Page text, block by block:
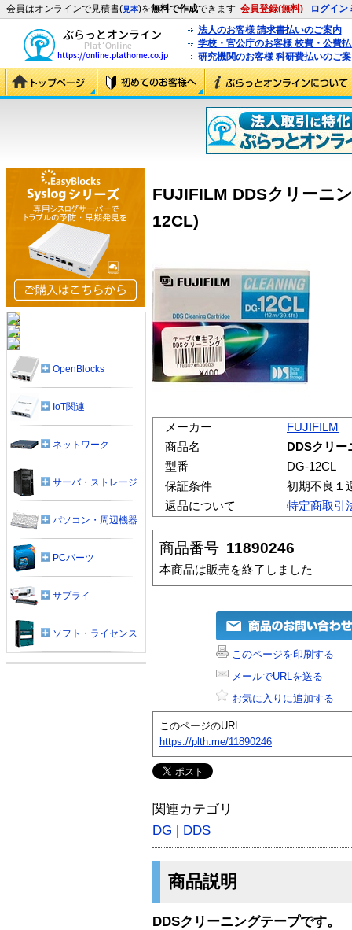
会員はオンラインで見積書(見本)を無料で作成できます 会員登録(無料) ログイン
法人のお客様 請求書払いのご案内
学校・官公庁のお客様 校費・公費
研究機関のお客様 科研費払いのご
FUJIFILM DDSクリーニ
12CL)
メーカー
FUJIFILM
商品名
DDSクリ
型番
DG-12CL
保証条件
初期不良１
返品について
特定商取引
商品番号 11890246
本商品は販売を終了しました
このページを印刷する
メールでURLを送る
お気に入りに追加する
このページのURL
https://plth.me/11890246
関連カテゴリ
DG | DDS
商品説明
DDSクリーニングテープです。
OpenBlocks
IoT関連
ネットワーク
サーバ・ストレージ
パソコン・周辺機器
PCパーツ
サプライ
ソフト・ライセンス